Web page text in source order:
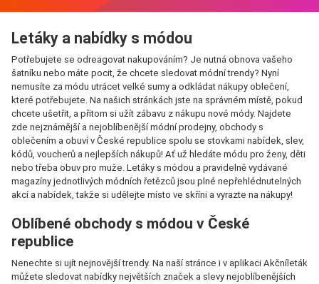
Letáky a nabídky s módou
Potřebujete se odreagovat nakupováním? Je nutná obnova vašeho
šatníku nebo máte pocit, že chcete sledovat módní trendy? Nyní
nemusíte za módu utrácet velké sumy a odkládat nákupy oblečení,
které potřebujete. Na našich stránkách jste na správném místě, pokud
chcete ušetřit, a přitom si užít zábavu z nákupu nové módy. Najdete
zde nejznámější a nejoblíbenější módní prodejny, obchody s
oblečením a obuví v České republice spolu se stovkami nabídek, slev,
kódů, voucherů a nejlepších nákupů! Ať už hledáte módu pro ženy, děti
nebo třeba obuv pro muže. Letáky s módou a pravidelně vydávané
magazíny jednotlivých módních řetězců jsou plné nepřehlédnutelných
akcí a nabídek, takže si udělejte místo ve skříni a vyrazte na nákupy!
Oblíbené obchody s módou v České
republice
Nenechte si ujít nejnovější trendy. Na naší stránce i v aplikaci Akčníleták
můžete sledovat nabídky největších značek a slevy nejoblíbenějších